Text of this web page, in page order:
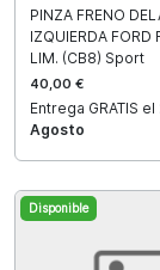
PINZA FRENO
IZQUIERDA FORD
LIM. (CB8) Sport
40,00 €
Entrega GRATIS el
Agosto
Disponible